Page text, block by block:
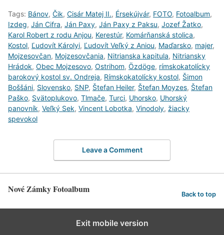
Tags: Bánov, Čik, Cisár Matej II., Érsekújvár, FOTO, Fotoalbum,
Izdeg, Ján Cifra, Ján Paxy, Ján Paxy z Paksu, Jozef Žatko,
Karol Robert z rodu Anjou, Kerestúr, Komárňanská stolica,
Kostol, Ľudovít Károlyi, Ľudovít Veľký z Aniou, Maďarsko, majer,
Mojzesovčan, Mojzesovčania, Nitrianska kapitula, Nitriansky
Hrádok, Obec Mojzesovo, Ostrihom, Özdöge, rímskokatolícky
barokový kostol sv. Ondreja, Rímskokatolícky kostol, Šimon
Boššáni, Slovensko, SNP, Štefan Heiler, Štefan Moyzes, Štefan
Paško, Svätoplukovo, Tlmače, Turci, Uhorsko, Uhorský
panovník, Veľký Sek, Vincent Lobotka, Vinodoly, žiacky
spevokol
Leave a Comment
Nové Zámky Fotoalbum Back to top
Exit mobile version